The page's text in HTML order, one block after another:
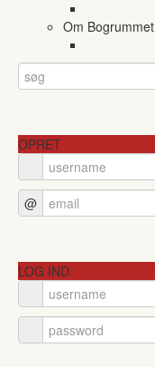
Om Bogrummet
OPRET
@
LOG IND